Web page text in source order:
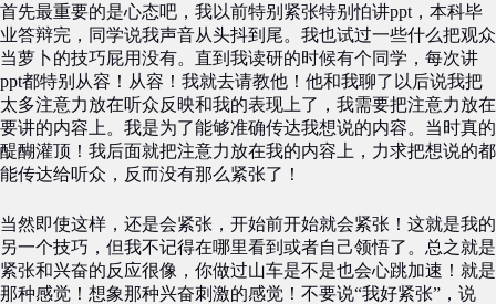
首先最重要的是心态吧，我以前特别紧张特别怕讲ppt，本科毕
业答辩完，同学说我声音从头抖到尾。我也试过一些什么把观众
当萝卜的技巧屁用没有。直到我读研的时候有个同学，每次讲
ppt都特别从容！从容！我就去请教他！他和我聊了以后说我把
太多注意力放在听众反映和我的表现上了，我需要把注意力放在
要讲的内容上。我是为了能够准确传达我想说的内容。当时真的
醍醐灌顶！我后面就把注意力放在我的内容上，力求把想说的都
能传达给听众，反而没有那么紧张了！
当然即使这样，还是会紧张，开始前开始就会紧张！这就是我的
另一个技巧，但我不记得在哪里看到或者自己领悟了。总之就是
紧张和兴奋的反应很像，你做过山车是不是也会心跳加速！就是
那种感觉！想象那种兴奋刺激的感觉！不要说“我好紧张”，说